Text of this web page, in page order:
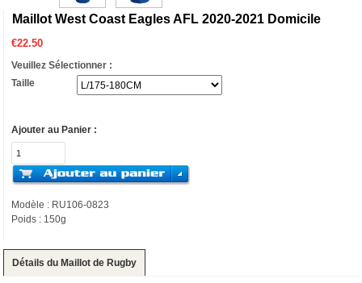
Maillot West Coast Eagles AFL 2020-2021 Domicile
€22.50
Veuillez Sélectionner :
Taille
Ajouter au Panier :
Modèle : RU106-0823
Poids : 150g
Détails du Maillot de Rugby